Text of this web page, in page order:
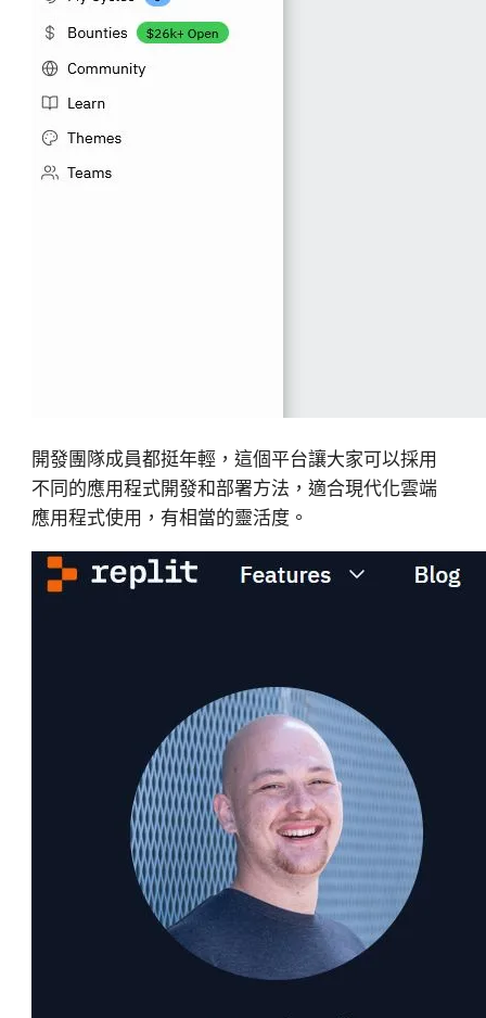
開發團隊成員都挺年輕，這個平台讓大家可以採用
不同的應用程式開發和部署方法，適合現代化雲端
應用程式使用，有相當的靈活度。